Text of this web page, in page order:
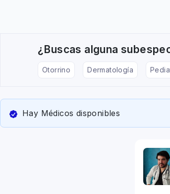
¿Buscas alguna
Otorrino Dermatología
Hay Médicos disponibles